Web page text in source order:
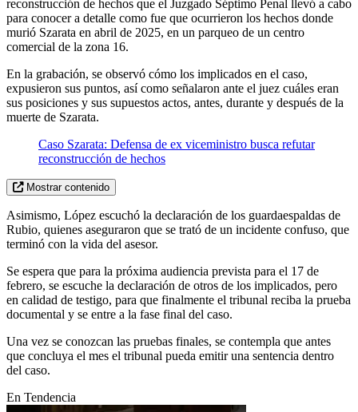
reconstrucción de hechos que el Juzgado Séptimo Penal llevó a cabo
para conocer a detalle como fue que ocurrieron los hechos donde
murió Szarata en abril de 2025, en un parqueo de un centro
comercial de la zona 16.
En la grabación, se observó cómo los implicados en el caso,
expusieron sus puntos, así como señalaron ante el juez cuáles eran
sus posiciones y sus supuestos actos, antes, durante y después de la
muerte de Szarata.
Caso Szarata: Defensa de ex viceministro busca refutar
reconstrucción de hechos
Mostrar contenido
Asimismo, López escuchó la declaración de los guardaespaldas de
Rubio, quienes aseguraron que se trató de un incidente confuso, que
terminó con la vida del asesor.
Se espera que para la próxima audiencia prevista para el 17 de
febrero, se escuche la declaración de otros de los implicados, pero
en calidad de testigo, para que finalmente el tribunal reciba la prueba
documental y se entre a la fase final del caso.
Una vez se conozcan las pruebas finales, se contempla que antes
que concluya el mes el tribunal pueda emitir una sentencia dentro
del caso.
En Tendencia